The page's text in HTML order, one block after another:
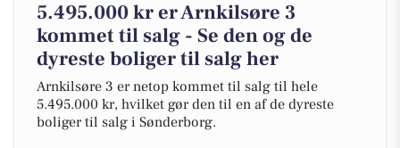
5.495.000 kr er Arnkilsøre 3
kommet til salg - Se den og de
dyreste boliger til salg her
Arnkilsøre 3 er netop kommet til salg til hele
5.495.000 kr, hvilket gør den til en af de dyreste
boliger til salg i Sønderborg.